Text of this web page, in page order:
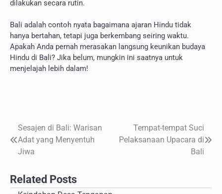
dilakukan secara rutin.
Bali adalah contoh nyata bagaimana ajaran Hindu tidak
hanya bertahan, tetapi juga berkembang seiring waktu.
Apakah Anda pernah merasakan langsung keunikan budaya
Hindu di Bali? Jika belum, mungkin ini saatnya untuk
menjelajah lebih dalam!
Navigasi
pos
Sesajen di Bali: Warisan
Adat yang Menyentuh
Jiwa
Tempat-tempat Suci
Pelaksanaan Upacara di
Bali
Related Posts